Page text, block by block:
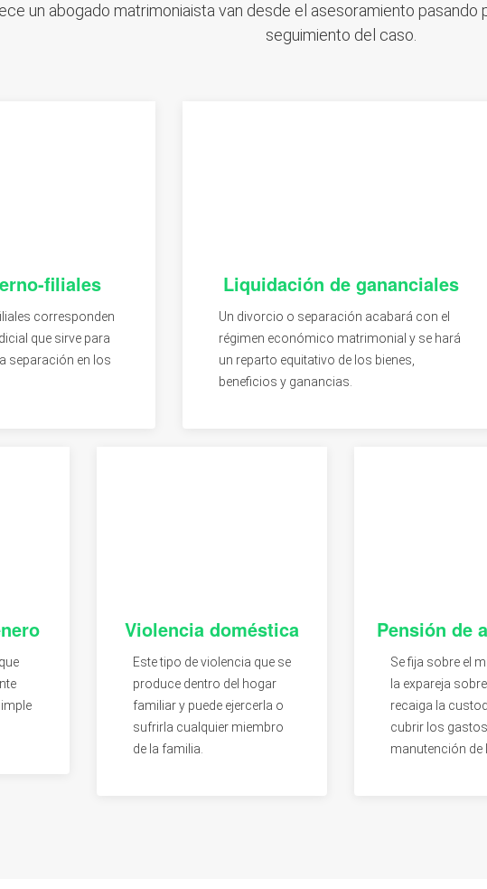
un abogado matrimoniaista van desde el asesoramiento
seguimiento del caso.
filiales
corresponden
que sirve para
separación en los
Liquidación de gananciales
Un divorcio o separación acabará con el
régimen económico matrimonial y se hará
un reparto equitativo de los bienes,
beneficios y ganancias.
Violencia doméstica
Este tipo de violencia que se
produce dentro del hogar
familiar y puede ejercerla o
sufrirla cualquier miembro
de la familia.
Pensión de
Se fija sobre el
la expareja
recaiga la
cubrir los
manutención de